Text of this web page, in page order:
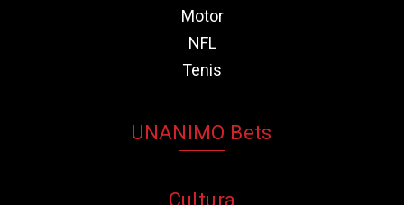
Motor
NFL
Tenis
UNANIMO Bets
Cultura